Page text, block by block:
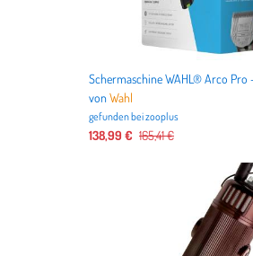
benötigen.
vonWahl
gefunden beizooplus
138,99 € 165,41 €